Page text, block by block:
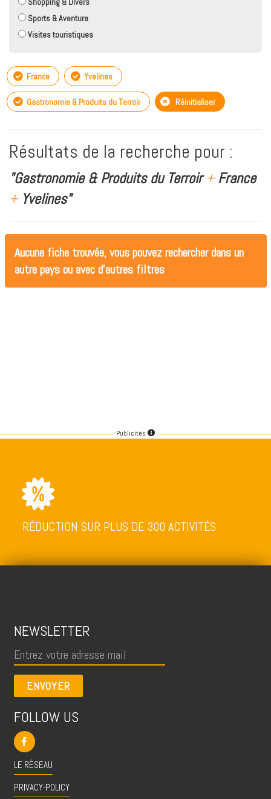
Sports & Aventure
Visites touristiques
France Yvelines
Gastronomie & Produits du Terroir Réinitialiser
Résultats de la recherche pour :
"Gastronomie & Produits du Terroir+France
+Yvelines"
Aucune fiche trouvée, vous pouvez rechercher dans un
autre pays ou avec d'autres filtres
Publicités
RÉDUCTION SUR PLUS DE 300 ACTIVITÉS
NEWSLETTER
ENVOYER
FOLLOW US
LE RÉSEAU
PRIVACY-POLICY